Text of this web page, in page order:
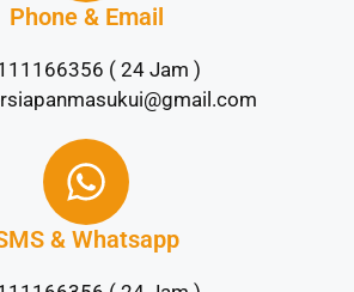
Phone & Email
( 24 Jam )
& Whatsapp